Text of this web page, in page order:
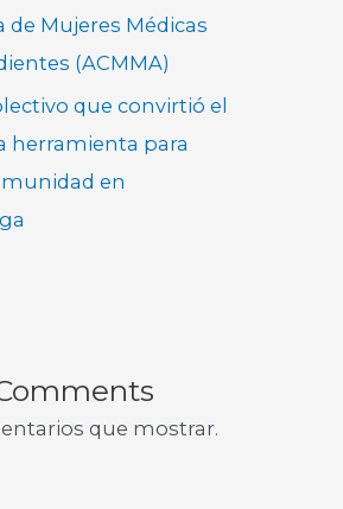
Mujeres Médicas
(ACMMA)
que convirtió el
herramienta para
en
que mostrar.